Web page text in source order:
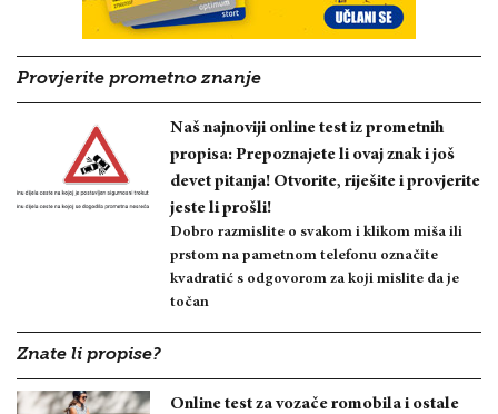
Provjerite prometno znanje
Naš najnoviji online test iz prometnih
propisa: Prepoznajete li ovaj znak i još
devet pitanja! Otvorite, riješite i provjerite
jeste li prošli!
Dobro razmislite o svakom i klikom miša ili
prstom na pametnom telefonu označite
kvadratić s odgovorom za koji mislite da je
točan
Znate li propise?
Online test za vozače romobila i ostale